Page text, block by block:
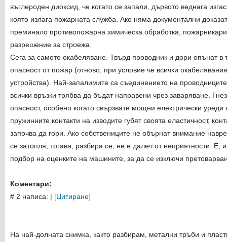
въглероден диоксид, че когато се запали, дървото веднага
която излага пожарната служба. Ако няма документални
преминало противопожарна химическа обработка,
разрешение за строежа.
Сега за самото окабеляване. Твърд проводник и дори опънат в
опасност от пожар (отново, при условие че всички
устройства). Най-запалимите са съединението на
всички връзки трябва да бъдат направени чрез заваряване.
опасност, особено когато свързвате мощни електрически
пружинните контакти на изводите губят своята еластичност,
започва да гори. Ако собствениците не обърнат внимание
се затопля, тогава, разбира се, не е далеч от неприятности. Е,
подбор на оценките на машините, за да се изключи
Коментари:
# 2 написа: | [Цитиране]
На най-долната снимка, както разбирам, метални тръби и